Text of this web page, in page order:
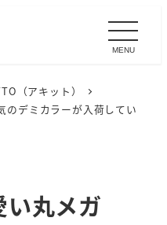
MENU
（アキット）
デミカラーが入荷してい
丸メガ